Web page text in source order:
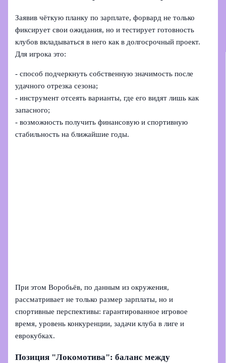
Заявив чёткую планку по зарплате, форвард не только
фиксирует свои ожидания, но и тестирует готовность
клубов вкладываться в него как в долгосрочный проект.
Для игрока это:
- способ подчеркнуть собственную значимость после
удачного отрезка сезона;
- инструмент отсеять варианты, где его видят лишь как
запасного;
- возможность получить финансовую и спортивную
стабильность на ближайшие годы.
При этом Воробьёв, по данным из окружения,
рассматривает не только размер зарплаты, но и
спортивные перспективы: гарантированное игровое
время, уровень конкуренции, задачи клуба в лиге и
еврокубках.
Позиция "Локомотива": баланс между